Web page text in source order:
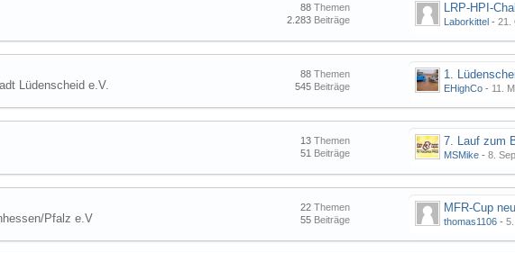
Themen
88
Beiträge
2.283 Laborkittel- 21.
Lüdenscheid e.V.
Themen
88
Beiträge
545
1.
EHighCo- 11.
Themen
13
Beiträge
51
7. Lauf zum
MSMike- 8.
Pfalz e.V
Themen
22
Beiträge
55
MFR-Cup
thomas1106-